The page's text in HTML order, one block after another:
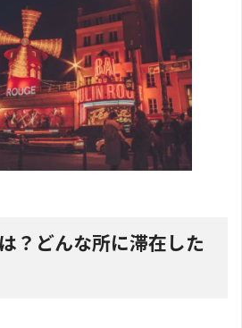
？どんな所に滞在した